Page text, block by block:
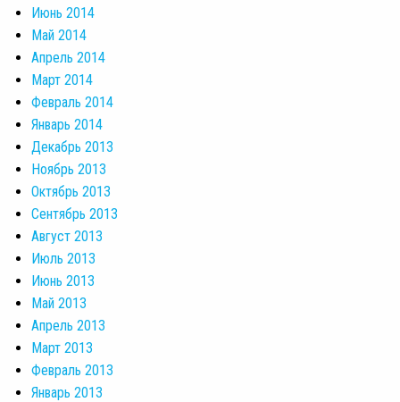
Июнь 2014
Май 2014
Апрель 2014
Март 2014
Февраль 2014
Январь 2014
Декабрь 2013
Ноябрь 2013
Октябрь 2013
Сентябрь 2013
Август 2013
Июль 2013
Июнь 2013
Май 2013
Апрель 2013
Март 2013
Февраль 2013
Январь 2013